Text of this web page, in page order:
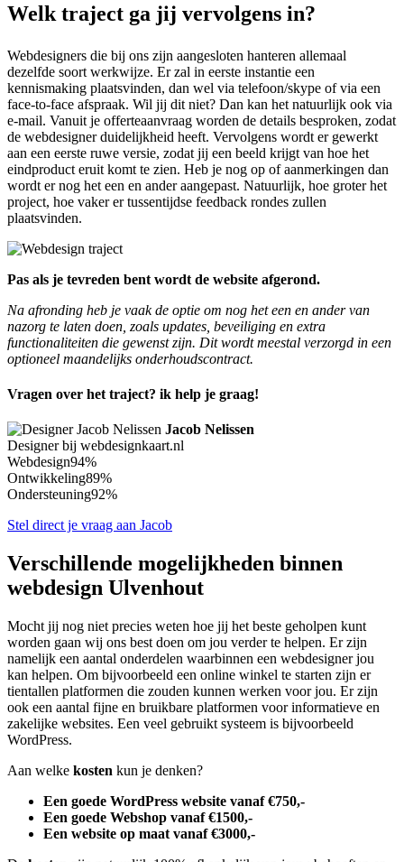
Welk traject ga jij vervolgens in?
Webdesigners die bij ons zijn aangesloten hanteren allemaal
dezelfde soort werkwijze. Er zal in eerste instantie een
kennismaking plaatsvinden, dan wel via telefoon/skype of via een
face-to-face afspraak. Wil jij dit niet? Dan kan het natuurlijk ook via
e-mail. Vanuit je offerteaanvraag worden de details besproken, zodat
de webdesigner duidelijkheid heeft. Vervolgens wordt er gewerkt
aan een eerste ruwe versie, zodat jij een beeld krijgt van hoe het
eindproduct eruit komt te zien. Heb je nog op of aanmerkingen dan
wordt er nog het een en ander aangepast. Natuurlijk, hoe groter het
project, hoe vaker er tussentijdse feedback rondes zullen
plaatsvinden.
Pas als je tevreden bent wordt de website afgerond.
Na afronding heb je vaak de optie om nog het een en ander van
nazorg te laten doen, zoals updates, beveiliging en extra
functionaliteiten die gewenst zijn. Dit wordt meestal verzorgd in een
optioneel maandelijks onderhoudscontract.
Vragen over het traject? ik help je graag!
Jacob Nelissen
Designer bij webdesignkaart.nl
Webdesign94%
Ontwikkeling89%
Ondersteuning92%
Stel direct je vraag aan Jacob
Verschillende mogelijkheden binnen
webdesign Ulvenhout
Mocht jij nog niet precies weten hoe jij het beste geholpen kunt
worden gaan wij ons best doen om jou verder te helpen. Er zijn
namelijk een aantal onderdelen waarbinnen een webdesigner jou
kan helpen. Om bijvoorbeeld een online winkel te starten zijn er
tientallen platformen die zouden kunnen werken voor jou. Er zijn
ook een aantal fijne en bruikbare platformen voor informatieve en
zakelijke websites. Een veel gebruikt systeem is bijvoorbeeld
WordPress.
Aan welke kosten kun je denken?
Een goede WordPress website vanaf €750,-
Een goede Webshop vanaf €1500,-
Een website op maat vanaf €3000,-